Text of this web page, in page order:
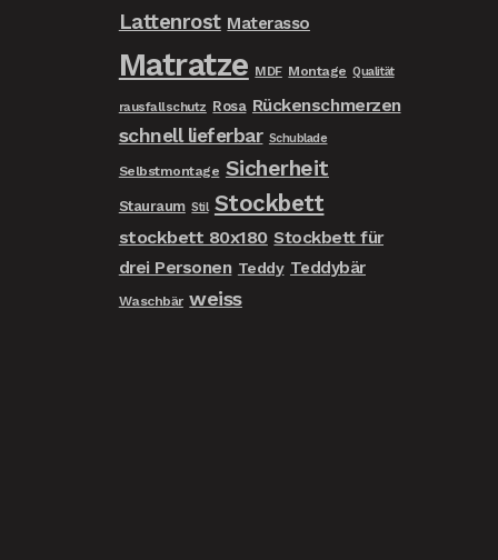
Lattenrost Materasso
Matratze MDF Montage Qualität
rausfallschutz Rosa Rückenschmerzen
schnell lieferbar Schublade
Selbstmontage Sicherheit
Stauraum Stil Stockbett
stockbett 80x180 Stockbett für
drei Personen Teddy Teddybär
Waschbär weiss